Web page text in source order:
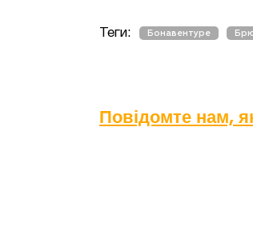
Теги: Бонавентуре
Повідомте нам,